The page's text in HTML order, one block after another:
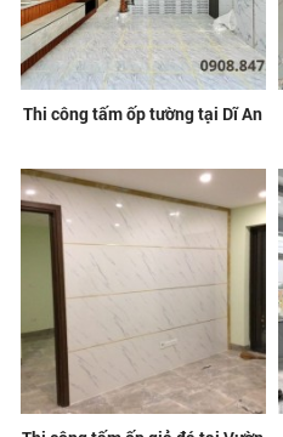
Thi công tấm ốp tường tại Dĩ An